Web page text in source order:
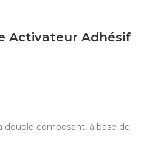
Activateur Adhésif
double composant, à base de